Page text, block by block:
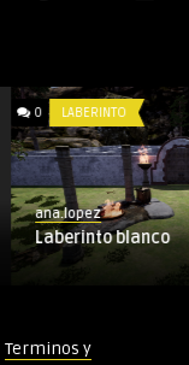
0 LABERINTO
ana.lopez
Laberinto blanco
Terminos y